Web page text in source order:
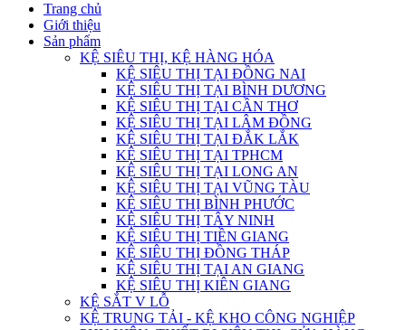
Trang chủ
Giới thiệu
Sản phẩm
KỆ SIÊU THỊ, KỆ HÀNG HÓA
KỆ SIÊU THỊ TẠI ĐỒNG NAI
KỆ SIÊU THỊ TẠI BÌNH DƯƠNG
KỆ SIÊU THỊ TẠI CẦN THƠ
KỆ SIÊU THỊ TẠI LÂM ĐỒNG
KỆ SIÊU THỊ TẠI ĐẮK LẮK
KỆ SIÊU THỊ TẠI TPHCM
KỆ SIÊU THỊ TẠI LONG AN
KỆ SIÊU THỊ TẠI VŨNG TÀU
KỆ SIÊU THỊ BÌNH PHƯỚC
KỆ SIÊU THỊ TÂY NINH
KỆ SIÊU THỊ TIỀN GIANG
KỆ SIÊU THỊ ĐỒNG THÁP
KỆ SIÊU THỊ TẠI AN GIANG
KỆ SIÊU THỊ KIÊN GIANG
KỆ SẮT V LỖ
KỆ TRUNG TẢI - KỆ KHO CÔNG NGHIỆP